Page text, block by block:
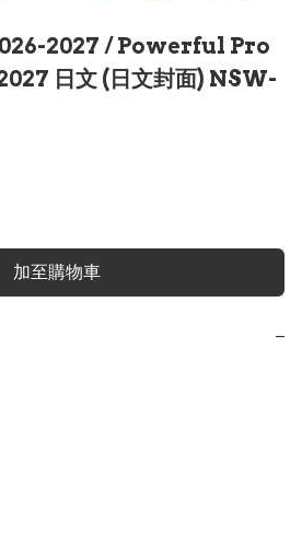
2027 / Powerful Pro
日文 (日文封面) NSW-
加至購物車
−